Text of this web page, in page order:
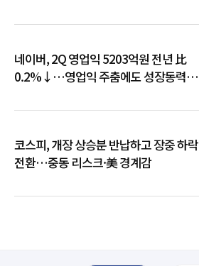
네이버, 2Q 영업익 5203억원 전년 比
0.2%↓…영업익 주춤에도 성장동력
코스피, 개장 상승분 반납하고 장중 하락
전환…중동 리스크·美 경계감